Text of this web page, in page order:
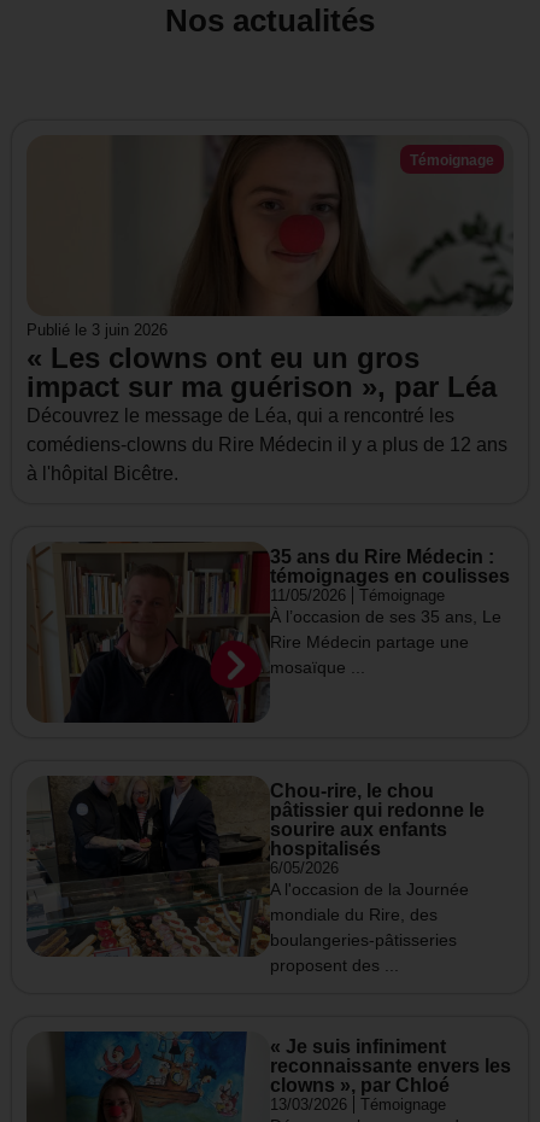
Nos actualités
Témoignage
Publié le 3 juin 2026
« Les clowns ont eu un gros
impact sur ma guérison », par Léa
Découvrez le message de Léa, qui a rencontré les
comédiens-clowns du Rire Médecin il y a plus de 12 ans
à l'hôpital Bicêtre.
35 ans du Rire Médecin :
témoignages en coulisses
11/05/2026 Témoignage
À l’occasion de ses 35 ans, Le
Rire Médecin partage une
mosaïque ...
Chou-rire, le chou
pâtissier qui redonne le
sourire aux enfants
hospitalisés
6/05/2026
A l'occasion de la Journée
mondiale du Rire, des
boulangeries-pâtisseries
proposent des ...
« Je suis infiniment
reconnaissante envers les
clowns », par Chloé
13/03/2026 Témoignage